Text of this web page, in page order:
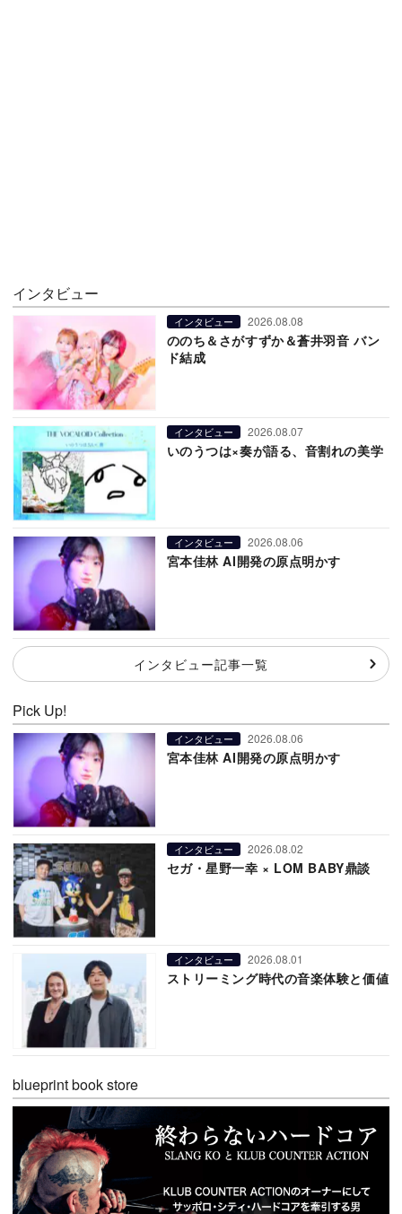
インタビュー
インタビュー 2026.08.08
ののち＆さがすずか＆蒼井羽音 バン
ド結成
インタビュー 2026.08.07
いのうつは×奏が語る、音割れの美学
インタビュー 2026.08.06
宮本佳林 AI開発の原点明かす
インタビュー記事一覧
Pick Up!
インタビュー 2026.08.06
宮本佳林 AI開発の原点明かす
インタビュー 2026.08.02
セガ・星野一幸 × LOM BABY鼎談
インタビュー 2026.08.01
ストリーミング時代の音楽体験と価値
blueprint book store